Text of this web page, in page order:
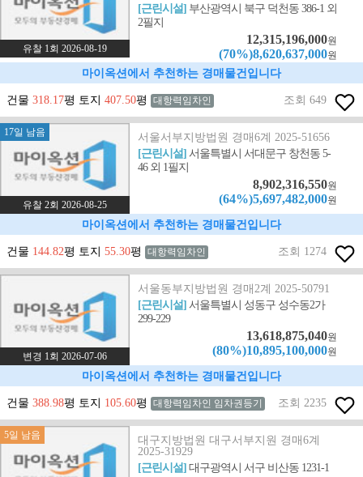
유찰 1회 2026-08-19
[근린시설] 부산광역시 북구 덕천동 386-1 외
2필지
12,315,196,000원
(70%)8,620,637,000원
마이옥션에서 추천하는 경매물건입니다
건물 318.17평 토지 407.50평 대항력임차인 조회 649
17일 남음
유찰 2회 2026-08-25
서울서부지방법원 경매6계 2025-51656
[근린시설]서울특별시 서대문구 창천동 5-
46 외 1필지
8,902,316,550원
(64%)5,697,482,000원
마이옥션에서 추천하는 경매물건입니다
건물 144.82평 토지 55.30평 대항력임차인 조회 1274
변경 1회 2026-07-06
서울동부지방법원 경매2계 2025-50791
[근린시설]서울특별시 성동구 성수동2가
299-229
13,618,875,040원
(80%)10,895,100,000원
마이옥션에서 추천하는 경매물건입니다
건물 388.98평 토지 105.60평 대항력임차인 임차권등기 조회 2235
5일 남음
대구지방법원 대구서부지원 경매6계
2025-31929
[근린시설]대구광역시 서구 비산동 1231-1